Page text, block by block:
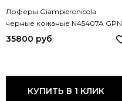
Лоферы Giampieronicola
черные кожаные N45407A GPN
NERO
35800 руб
КУПИТЬ В 1 КЛИК